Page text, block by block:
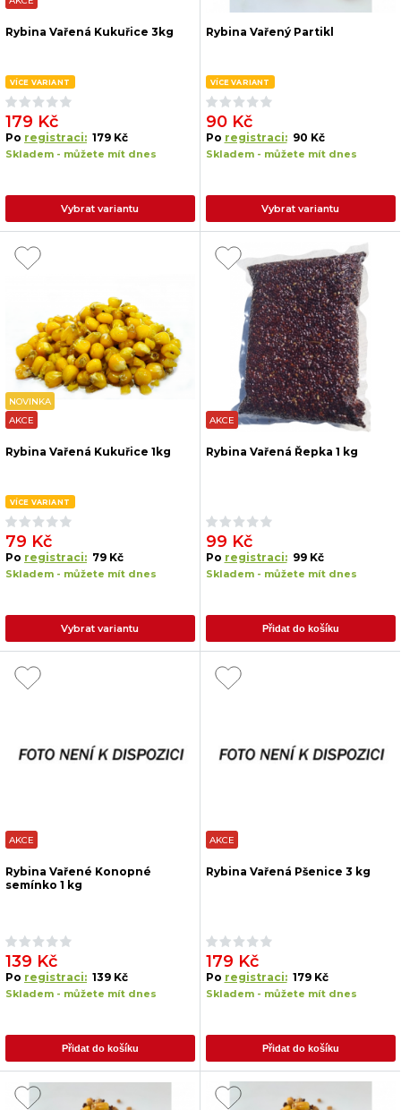
Rybina Vařená Kukuřice 3kg
VÍCE VARIANT
179 Kč
Po registraci: 179 Kč
Skladem - můžete mít dnes
Vybrat variantu
Rybina Vařený Partikl
VÍCE VARIANT
90 Kč
Po registraci: 90 Kč
Skladem - můžete mít dnes
Vybrat variantu
NOVINKA
AKCE
Rybina Vařená Kukuřice 1kg
VÍCE VARIANT
79 Kč
Po registraci: 79 Kč
Skladem - můžete mít dnes
Vybrat variantu
AKCE
Rybina Vařená Řepka 1 kg
99 Kč
Po registraci: 99 Kč
Skladem - můžete mít dnes
Přidat do košíku
AKCE
Rybina Vařené Konopné
semínko 1 kg
139 Kč
Po registraci: 139 Kč
Skladem - můžete mít dnes
Přidat do košíku
AKCE
Rybina Vařená Pšenice 3 kg
179 Kč
Po registraci: 179 Kč
Skladem - můžete mít dnes
Přidat do košíku